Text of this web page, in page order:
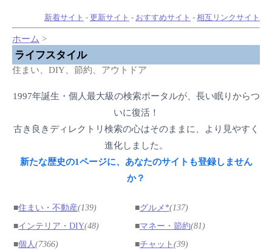
新着サイト - 更新サイト - おすすめサイト - 相互リンクサイト
ホーム >
ライフスタイル
住まい、DIY、節約、アウトドア
1997年誕生・個人最大級の検索ポータルが、長い眠りからつ
いに復活！
古き良きディレクトリ検索の心はそのままに、より見やすく
進化しました。
新たな歴史の1ページに、あなたのサイトも登録しません
か？
■住まい・不動産(139) ■グルメ*(137)
■インテリア・DIY(48) ■マネー・節約(81)
■個人 (7366) ■チャット (39)